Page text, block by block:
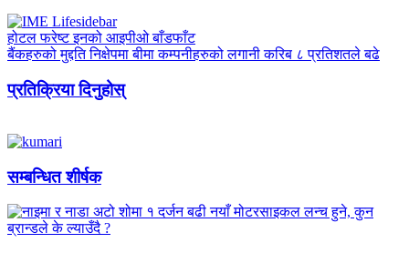
होटल फरेष्ट इनको आइपीओ बाँडफाँट
बैंकहरुको मुद्दति निक्षेपमा बीमा कम्पनीहरुको लगानी करिब ८ प्रतिशतले बढे
प्रतिक्रिया दिनुहोस्
सम्बन्धित शीर्षक